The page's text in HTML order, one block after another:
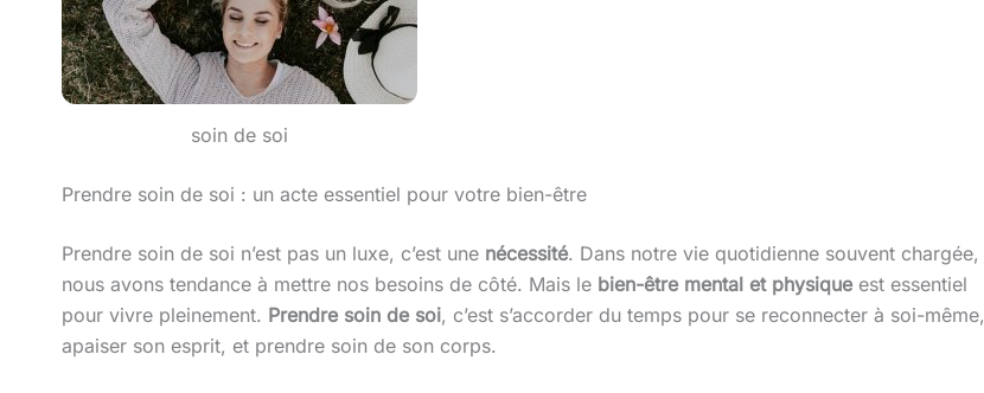
soin de soi
Prendre soin de soi : un acte essentiel pour votre bien-être
Prendre soin de soi n’est pas un luxe, c’est une nécessité. Dans notre vie quotidienne souvent chargée,
nous avons tendance à mettre nos besoins de côté. Mais le bien-être mental et physiqueest essentiel
pour vivre pleinement. Prendre soin de soi, c’est s’accorder du temps pour se reconnecter à soi-même,
apaiser son esprit, et prendre soin de son corps.